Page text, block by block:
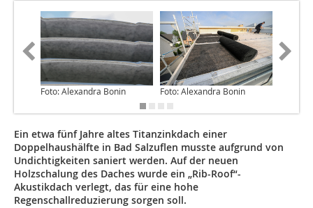
Foto: Alexandra Bonin Foto: Alexandra Bonin
Ein etwa fünf Jahre altes Titanzinkdach einer
Doppelhaushälfte in Bad Salzuflen musste aufgrund von
Undichtigkeiten saniert werden. Auf der neuen
Holzschalung des Daches wurde ein „Rib-Roof“-
Akustikdach verlegt, das für eine hohe
Regenschallreduzierung sorgen soll.